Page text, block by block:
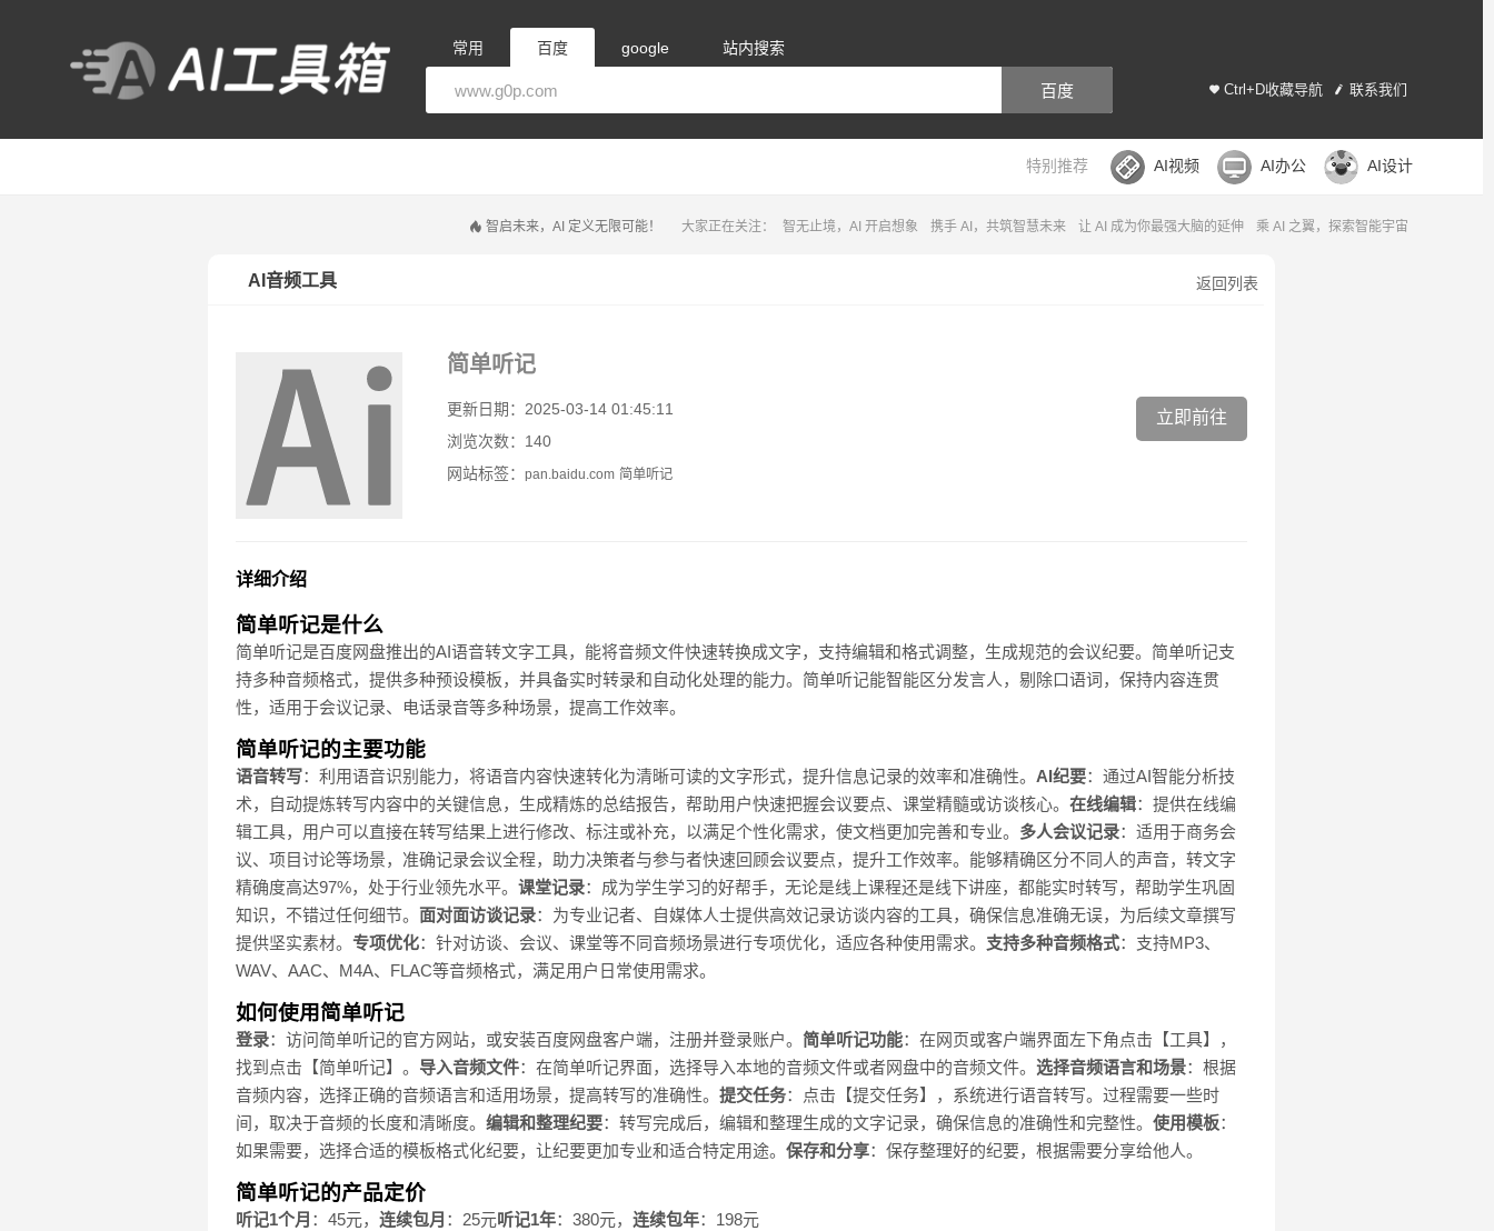
常用 百度 google 站内搜索
Ctrl+D收藏导航 联系我们
百度
特别推荐 AI视频 AI办公 AI设计
大家正在关注： 智无止境，AI 开启想象 携手 AI，共筑智慧未来 让 AI 成为你最强大脑的延伸 乘 AI 之翼，探索智能宇宙
智启未来，AI 定义无限可能！
返回列表
AI音频工具
简单听记
更新日期：2025-03-14 01:45:11
浏览次数：140
网站标签： pan.baidu.com 简单听记
立即前往
详细介绍
简单听记是什么
简单听记是百度网盘推出的AI语音转文字工具，能将音频文件快速转换成文字，支持编辑和格式调整，生成规范的会议纪要。简单听记支
持多种音频格式，提供多种预设模板，并具备实时转录和自动化处理的能力。简单听记能智能区分发言人，剔除口语词，保持内容连贯
性，适用于会议记录、电话录音等多种场景，提高工作效率。
简单听记的主要功能
语音转写：利用语音识别能力，将语音内容快速转化为清晰可读的文字形式，提升信息记录的效率和准确性。 AI纪要：通过AI智能分析技
术，自动提炼转写内容中的关键信息，生成精炼的总结报告，帮助用户快速把握会议要点、课堂精髓或访谈核心。 在线编辑：提供在线编
辑工具，用户可以直接在转写结果上进行修改、标注或补充，以满足个性化需求，使文档更加完善和专业。 多人会议记录：适用于商务会
议、项目讨论等场景，准确记录会议全程，助力决策者与参与者快速回顾会议要点，提升工作效率。能够精确区分不同人的声音，转文字
精确度高达97%，处于行业领先水平。 课堂记录：成为学生学习的好帮手，无论是线上课程还是线下讲座，都能实时转写，帮助学生巩固
知识，不错过任何细节。 面对面访谈记录：为专业记者、自媒体人士提供高效记录访谈内容的工具，确保信息准确无误，为后续文章撰写
提供坚实素材。 专项优化：针对访谈、会议、课堂等不同音频场景进行专项优化，适应各种使用需求。 支持多种音频格式：支持MP3、
WAV、AAC、M4A、FLAC等音频格式，满足用户日常使用需求。
如何使用简单听记
登录：访问简单听记的官方网站，或安装百度网盘客户端，注册并登录账户。 简单听记功能：在网页或客户端界面左下角点击【工具】，
找到点击【简单听记】。 导入音频文件：在简单听记界面，选择导入本地的音频文件或者网盘中的音频文件。 选择音频语言和场景：根据
音频内容，选择正确的音频语言和适用场景，提高转写的准确性。 提交任务：点击【提交任务】，系统进行语音转写。过程需要一些时
间，取决于音频的长度和清晰度。 编辑和整理纪要：转写完成后，编辑和整理生成的文字记录，确保信息的准确性和完整性。 使用模板：
如果需要，选择合适的模板格式化纪要，让纪要更加专业和适合特定用途。 保存和分享：保存整理好的纪要，根据需要分享给他人。
简单听记的产品定价
听记1个月 ：45元， 连续包月 ：25元听记1年：380元， 连续包年：198元